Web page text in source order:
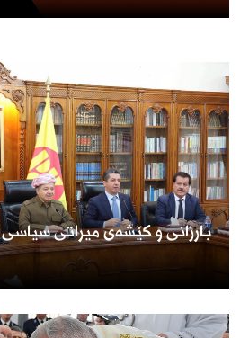
بارزانی و کێشەی میراتی سیاسی